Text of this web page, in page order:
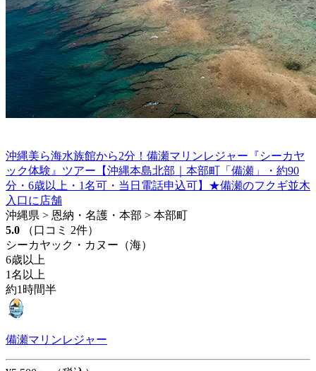
沖縄美ら海水族館から2分！備瀬マリンレジャー『シーカヤ
ック体験』ツアー【沖縄本島北部｜本部町「備瀬」・約90
分・6歳以上・1名可・当日電話申込可】★備瀬のフクギ並木
入口に店舗
沖縄県 > 恩納・名護・本部 > 本部町
5.0
（口コミ 2件）
シーカヤック・カヌー（海）
6歳以上
1名以上
約1時間半
備瀬マリンレジャー